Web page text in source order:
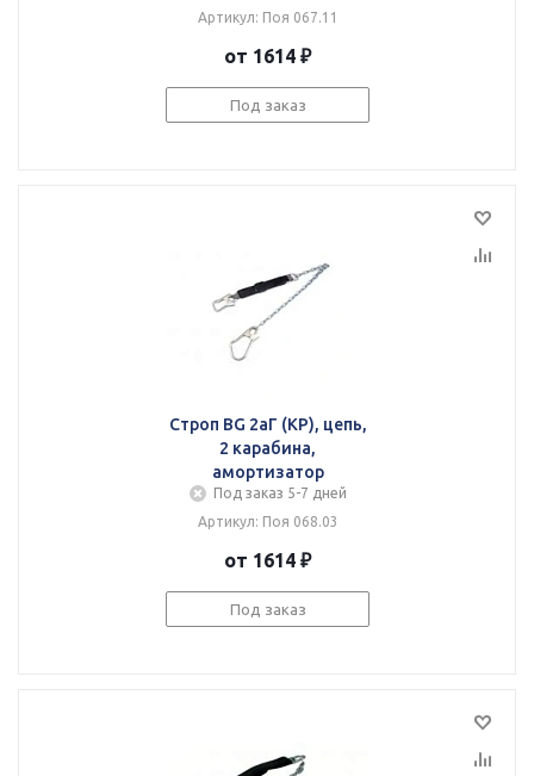
Артикул: Поя 067.11
от 1614 ₽
Под заказ
Строп BG 2аГ (КР), цепь,
2 карабина,
амортизатор
Под заказ 5-7 дней
Артикул: Поя 068.03
от 1614 ₽
Под заказ